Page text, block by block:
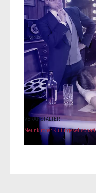
VERANSTALTER
Neunkircher